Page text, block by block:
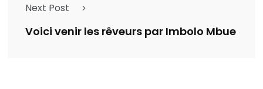
Next Post
Voici venir les rêveurs par Imbolo Mbue